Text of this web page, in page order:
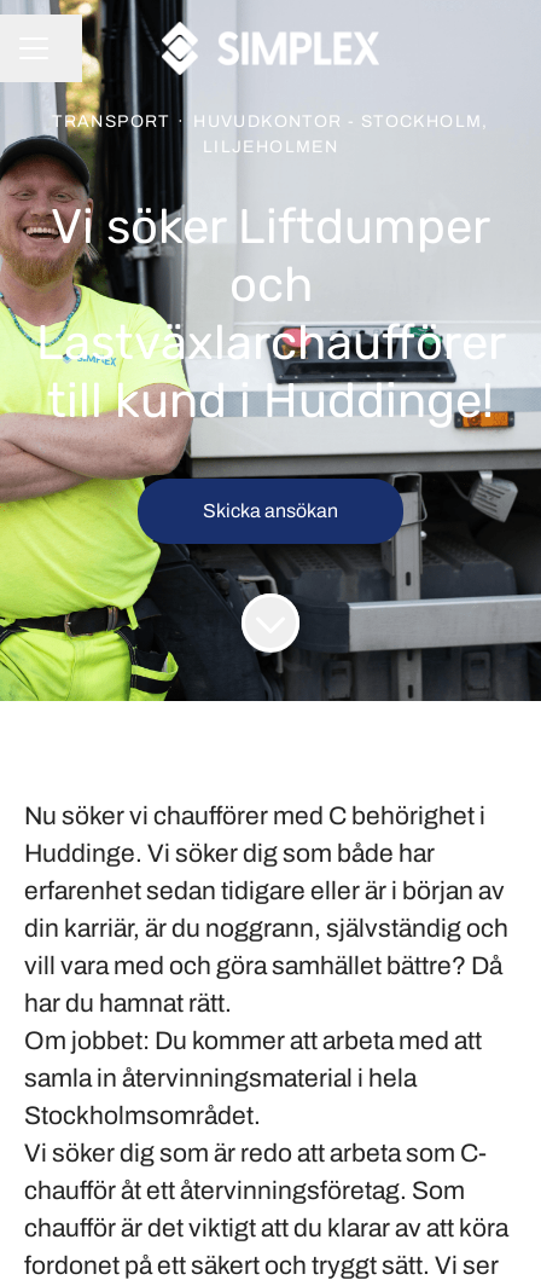
KARRIÄRMENY
Dela sidan
TRANSPORT ·
HUVUDKONTOR - STOCKHOLM,
LILJEHOLMEN
Vi söker Liftdumper
och
Lastväxlarchaufförer
till kund i Huddinge!
Skicka ansökan
Nu söker vi chaufförer med C behörighet i
Huddinge. Vi söker dig som både har
erfarenhet sedan tidigare eller är i början av
din karriär, är du noggrann, självständig och
vill vara med och göra samhället bättre? Då
har du hamnat rätt.
Om jobbet: Du kommer att arbeta med att
samla in återvinningsmaterial i hela
Stockholmsområdet.
Vi söker dig som är redo att arbeta som C-
chaufför åt ett återvinningsföretag. Som
chaufför är det viktigt att du klarar av att köra
fordonet på ett säkert och tryggt sätt. Vi ser